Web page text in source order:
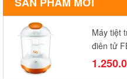
Máy tiệt
điện tử